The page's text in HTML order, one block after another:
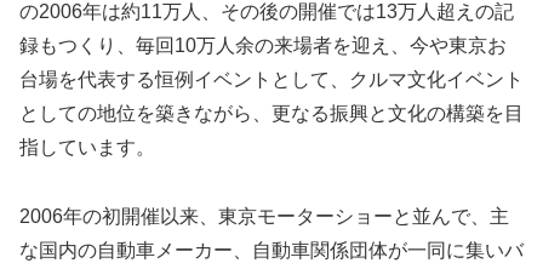
の2006年は約11万人、その後の開催では13万人超えの記
録もつくり、毎回10万人余の来場者を迎え、今や東京お
台場を代表する恒例イベントとして、クルマ文化イベント
としての地位を築きながら、更なる振興と文化の構築を目
指しています。
2006年の初開催以来、東京モーターショーと並んで、主
な国内の自動車メーカー、自動車関係団体が一同に集いバ